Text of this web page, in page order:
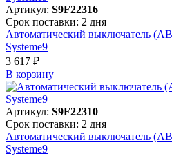
Артикул: S9F22316
Срок поставки: 2 дня
Автоматический выключатель
Systeme9
3 617 ₽
В корзинy
Артикул: S9F22310
Срок поставки: 2 дня
Автоматический выключатель
Systeme9